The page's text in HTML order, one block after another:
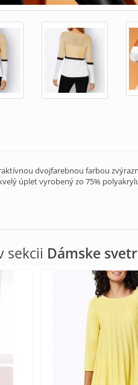
dvojfarebnou farbou
úplet vyrobený zo 75%
sekcii Dámske